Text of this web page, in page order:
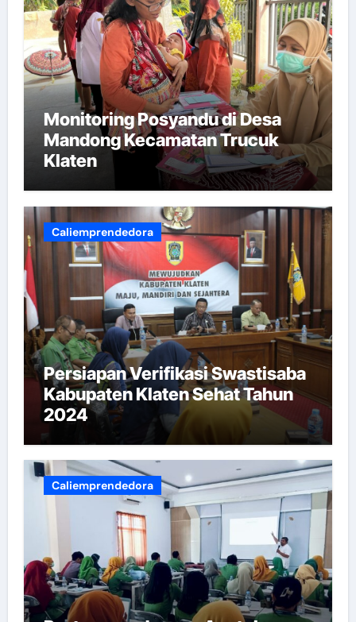
Monitoring Posyandu di Desa
Mandong Kecamatan Trucuk
Klaten
Caliemprendedora
Persiapan Verifikasi Swastisaba
Kabupaten Klaten Sehat Tahun
2024
Caliemprendedora